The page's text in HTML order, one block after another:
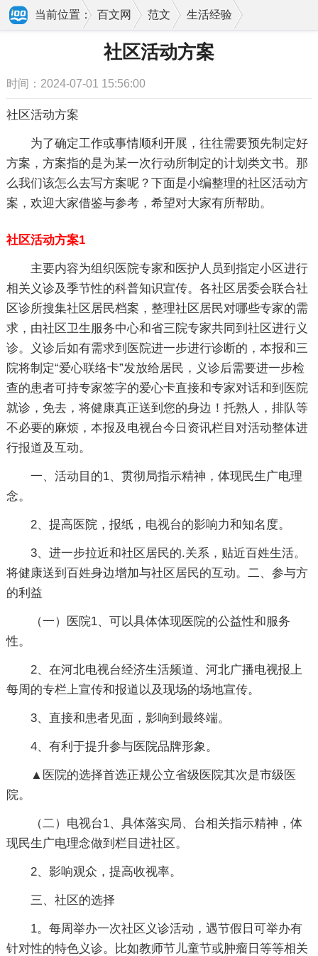
当前位置： 百文网 范文 生活经验
社区活动方案
社区活动方案
时间：2024-07-01 15:56:00
社区活动方案
为了确定工作或事情顺利开展，往往需要预先制定好
方案，方案指的是为某一次行动所制定的计划类文书。那
么我们该怎么去写方案呢？下面是小编整理的社区活动方
案，欢迎大家借鉴与参考，希望对大家有所帮助。
社区活动方案1
主要内容为组织医院专家和医护人员到指定小区进行
相关义诊及季节性的科普知识宣传。各社区居委会联合社
区诊所搜集社区居民档案，整理社区居民对哪些专家的需
求，由社区卫生服务中心和省三院专家共同到社区进行义
诊。义诊后如有需求到医院进一步进行诊断的，本报和三
院将制定“爱心联络卡”发放给居民，义诊后需要进一步检
查的患者可持专家签字的爱心卡直接和专家对话和到医院
就诊，免去，将健康真正送到您的身边！托熟人，排队等
不必要的麻烦，本报及电视台今日资讯栏目对活动整体进
行报道及互动。
一、活动目的1、贯彻局指示精神，体现民生广电理
念。
2、提高医院，报纸，电视台的影响力和知名度。
3、进一步拉近和社区居民的.关系，贴近百姓生活。
将健康送到百姓身边增加与社区居民的互动。二、参与方
的利益
（一）医院1、可以具体体现医院的公益性和服务
性。
2、在河北电视台经济生活频道、河北广播电视报上
每周的专栏上宣传和报道以及现场的场地宣传。
3、直接和患者见面，影响到最终端。
4、有利于提升参与医院品牌形象。
▲医院的选择首选正规公立省级医院其次是市级医
院。
（二）电视台1、具体落实局、台相关指示精神，体
现民生广电理念做到栏目进社区。
2、影响观众，提高收视率。
三、社区的选择
1。每周举办一次社区义诊活动，遇节假日可举办有
针对性的特色义诊。比如教师节儿童节或肿瘤日等等相关